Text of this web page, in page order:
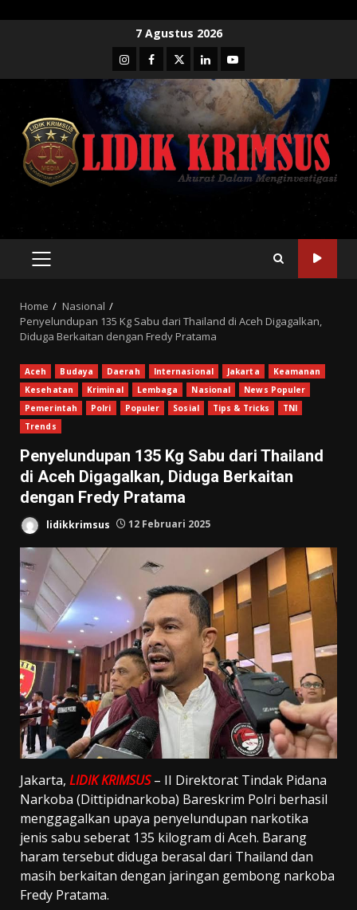
7 Agustus 2026
InstagramFacebook
TwitterLinkedinYoutube
PRIMARY
Home
Nasional
Penyelundupan 135 Kg Sabu dari Thailand di Aceh Digagalkan,
Diduga Berkaitan dengan Fredy Pratama
Aceh Budaya Daerah Internasional Jakarta
Keamanan
Kesehatan
Kriminal Lembaga Nasional
News Populer
Pemerintah
Polri Populer Sosial Tips & Tricks
TNI
Trends
Penyelundupan 135 Kg Sabu dari Thailand
di Aceh Digagalkan, Diduga Berkaitan
dengan Fredy Pratama
lidikkrimsus 12 Februari 2025
Jakarta, LIDIK KRIMSUS– II Direktorat Tindak Pidana
Narkoba (Dittipidnarkoba) Bareskrim Polri berhasil
menggagalkan upaya penyelundupan narkotika
jenis sabu seberat 135 kilogram di Aceh. Barang
haram tersebut diduga berasal dari Thailand dan
masih berkaitan dengan jaringan gembong narkoba
Fredy Pratama.